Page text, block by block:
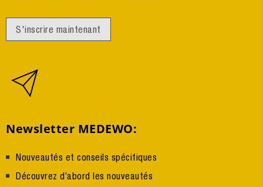
S'inscrire maintenant
Newsletter MEDEWO:
Nouveautés et conseils spécifiques
Découvrez d’abord les nouveautés